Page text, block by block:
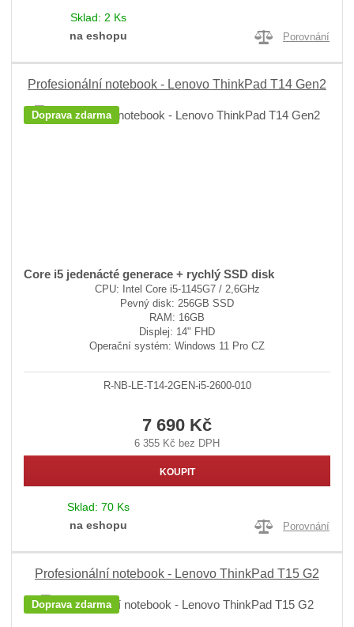
Sklad: 2 Ks
na eshopu
Porovnání
Profesionální notebook - Lenovo ThinkPad T14 Gen2
Doprava zdarma
Core i5 jedenácté generace + rychlý SSD disk
CPU: Intel Core i5-1145G7 / 2,6GHz
Pevný disk: 256GB SSD
RAM: 16GB
Displej: 14" FHD
Operační systém: Windows 11 Pro CZ
R-NB-LE-T14-2GEN-i5-2600-010
7 690 Kč
6 355 Kč bez DPH
KOUPIT
Sklad: 70 Ks
na eshopu
Porovnání
Profesionální notebook - Lenovo ThinkPad T15 G2
Doprava zdarma